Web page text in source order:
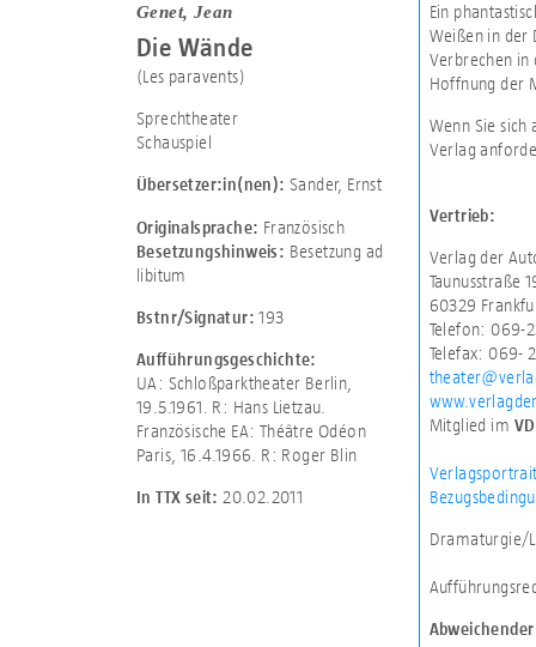
Genet, Jean
Die Wände
(Les paravents)
Sprechtheater
Schauspiel
Übersetzer:in(nen): Sander, Ernst
Originalsprache: Französisch
Besetzungshinweis: Besetzung ad
libitum
Bstnr/Signatur: 193
Aufführungsgeschichte:
UA: Schloßparktheater Berlin,
19.5.1961. R: Hans Lietzau.
Französische EA: Théâtre Odéon
Paris, 16.4.1966. R: Roger Blin
In TTX seit: 20.02.2011
Ein
Weißen in der
Verbrechen in
Hoffnung der
Wenn Sie sich
Verlag
Vertrieb:
Verlag der
Taunusstraße
60329
Telefon: 069-
Telefax: 069-
Mitglied im
Dramaturgie/